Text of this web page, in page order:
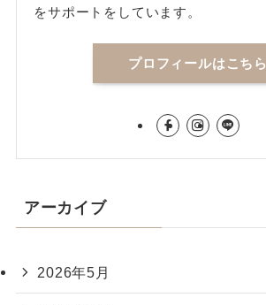
をサポートをしています。
プロフィールはこちら
アーカイブ
2026年5月